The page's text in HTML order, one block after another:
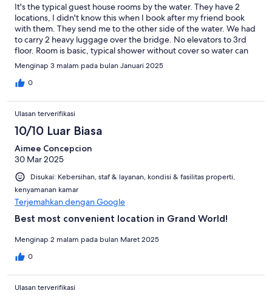
It's the typical guest house rooms by the water. They have 2
locations, I didn't know this when I book after my friend book
with them. They send me to the other side of the water. We had
to carry 2 heavy luggage over the bridge. No elevators to 3rd
floor. Room is basic, typical shower without cover so water can
get everywhere. The staff are friendly and nice though. Great
balcony view. They do give you new towels and water. Place is
quiet enough. Bed is on the harder side. We were not lucky, but
stuff wet, they did send someone to fix right away in the
morning. Average place, higher price than others in the area.
Menginap 3 malam pada bulan Januari 2025
0
Ulasan terverifikasi
10/10 Luar Biasa
Aimee Concepcion
30 Mar 2025
Disukai: Kebersihan, staf & layanan, kondisi & fasilitas properti,
kenyamanan kamar
Terjemahkan dengan Google
Best most convenient location in Grand World!
Menginap 2 malam pada bulan Maret 2025
0
Ulasan terverifikasi